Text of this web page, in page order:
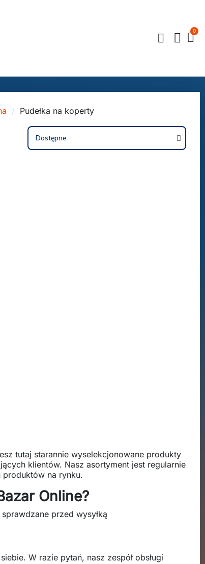
Pudełka na koperty
tutaj starannie wyselekcjonowane produkty
klientów. Nasz asortyment jest regularnie
na rynku.
Online?
przed wysyłką
W razie pytań, nasz zespół obsługi